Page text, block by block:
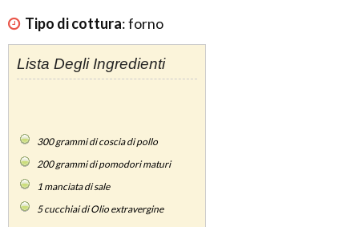
Tipo di cottura:forno
Lista Degli Ingredienti
300grammi di coscia di pollo
200grammi di pomodori maturi
1 manciata di sale
5cucchiai di Olio extravergine